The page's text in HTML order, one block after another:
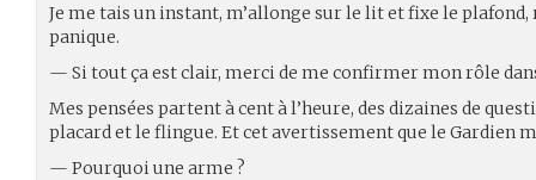
Je me tais un instant, m’allonge sur le lit et fixe le
panique.
— Si tout ça est clair, merci de me confirmer mon rôle
Mes pensées partent à cent à l’heure, des dizaines de
placard et le flingue. Et cet avertissement que le Gardien
— Pourquoi une arme ?